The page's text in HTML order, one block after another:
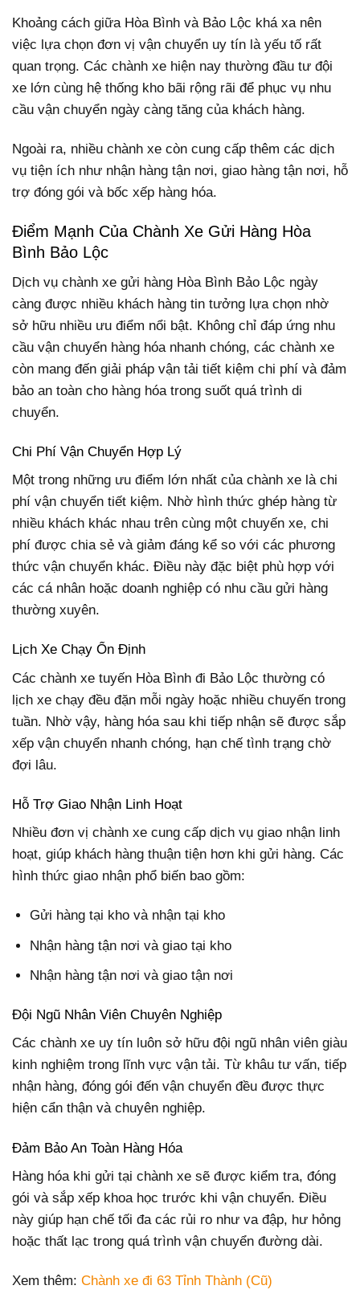
Khoảng cách giữa Hòa Bình và Bảo Lộc khá xa nên
việc lựa chọn đơn vị vận chuyển uy tín là yếu tố rất
quan trọng. Các chành xe hiện nay thường đầu tư đội
xe lớn cùng hệ thống kho bãi rộng rãi để phục vụ nhu
cầu vận chuyển ngày càng tăng của khách hàng.
Ngoài ra, nhiều chành xe còn cung cấp thêm các dịch
vụ tiện ích như nhận hàng tận nơi, giao hàng tận nơi, hỗ
trợ đóng gói và bốc xếp hàng hóa.
Điểm Mạnh Của Chành Xe Gửi Hàng Hòa
Bình Bảo Lộc
Dịch vụ chành xe gửi hàng Hòa Bình Bảo Lộc ngày
càng được nhiều khách hàng tin tưởng lựa chọn nhờ
sở hữu nhiều ưu điểm nổi bật. Không chỉ đáp ứng nhu
cầu vận chuyển hàng hóa nhanh chóng, các chành xe
còn mang đến giải pháp vận tải tiết kiệm chi phí và đảm
bảo an toàn cho hàng hóa trong suốt quá trình di
chuyển.
Chi Phí Vận Chuyển Hợp Lý
Một trong những ưu điểm lớn nhất của chành xe là chi
phí vận chuyển tiết kiệm. Nhờ hình thức ghép hàng từ
nhiều khách khác nhau trên cùng một chuyến xe, chi
phí được chia sẻ và giảm đáng kể so với các phương
thức vận chuyển khác. Điều này đặc biệt phù hợp với
các cá nhân hoặc doanh nghiệp có nhu cầu gửi hàng
thường xuyên.
Lịch Xe Chạy Ổn Định
Các chành xe tuyến Hòa Bình đi Bảo Lộc thường có
lịch xe chạy đều đặn mỗi ngày hoặc nhiều chuyến trong
tuần. Nhờ vậy, hàng hóa sau khi tiếp nhận sẽ được sắp
xếp vận chuyển nhanh chóng, hạn chế tình trạng chờ
đợi lâu.
Hỗ Trợ Giao Nhận Linh Hoạt
Nhiều đơn vị chành xe cung cấp dịch vụ giao nhận linh
hoạt, giúp khách hàng thuận tiện hơn khi gửi hàng. Các
hình thức giao nhận phổ biến bao gồm:
Gửi hàng tại kho và nhận tại kho
Nhận hàng tận nơi và giao tại kho
Nhận hàng tận nơi và giao tận nơi
Đội Ngũ Nhân Viên Chuyên Nghiệp
Các chành xe uy tín luôn sở hữu đội ngũ nhân viên giàu
kinh nghiệm trong lĩnh vực vận tải. Từ khâu tư vấn, tiếp
nhận hàng, đóng gói đến vận chuyển đều được thực
hiện cẩn thận và chuyên nghiệp.
Đảm Bảo An Toàn Hàng Hóa
Hàng hóa khi gửi tại chành xe sẽ được kiểm tra, đóng
gói và sắp xếp khoa học trước khi vận chuyển. Điều
này giúp hạn chế tối đa các rủi ro như va đập, hư hỏng
hoặc thất lạc trong quá trình vận chuyển đường dài.
Xem thêm: Chành xe đi 63 Tỉnh Thành (Cũ)